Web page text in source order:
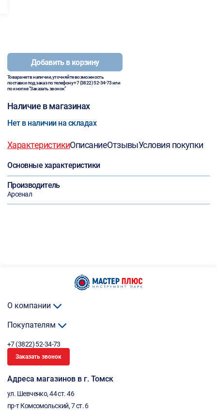
Добавить в корзину
Товара нет в наличии, уточняйте возможность
поставки под заказ по телефону+7 (3822) 52-34-73или
по кнопке "Заказать звонок"
Наличие в магазинах
Нет в наличии на складах
ХарактеристикиОписаниеОтзывыУсловия покупки
Основные характеристики
Производитель
Арсенал
О компании
Покупателям
+7 (3822) 52-34-73
Заказать звонок
Адреса магазинов в г. Томск
ул. Шевченко, 44 ст. 46
пр-т Комсомольский, 7 ст. 6